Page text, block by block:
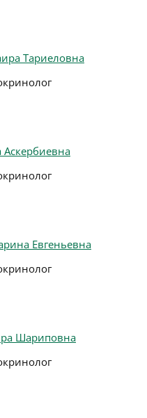
Тариеловна
Евгеньевна
Шариповна